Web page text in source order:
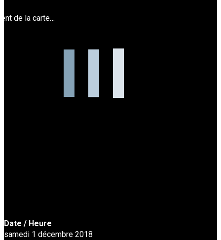
de la carte…
Date / Heure
samedi 1 décembre 2018